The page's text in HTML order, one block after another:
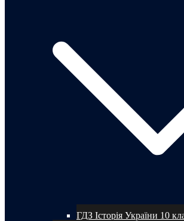
ГДЗ Історія України 10